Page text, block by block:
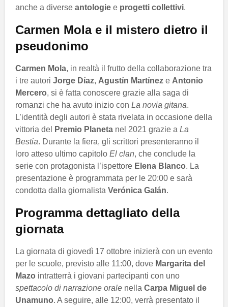
anche a diverse antologie e progetti collettivi.
Carmen Mola e il mistero dietro il
pseudonimo
Carmen Mola, in realtà il frutto della collaborazione tra
i tre autori Jorge Díaz, Agustín Martínez e Antonio
Mercero, si è fatta conoscere grazie alla saga di
romanzi che ha avuto inizio con La novia gitana.
L’identità degli autori è stata rivelata in occasione della
vittoria del
Premio Planeta nel 2021 grazie a La
Bestia. Durante la fiera, gli scrittori presenteranno il
loro atteso ultimo capitolo El clan, che conclude la
serie con protagonista l’ispettore Elena Blanco. La
presentazione è programmata per le 20:00 e sarà
condotta dalla giornalista Verónica Galán.
Programma dettagliato della
giornata
La giornata di giovedì 17 ottobre inizierà con un evento
per le scuole, previsto alle 11:00, dove Margarita del
Mazo intratterrà i giovani partecipanti con uno
spettacolo di narrazione orale nella Carpa Miguel de
Unamuno. A seguire, alle 12:00, verrà presentato il